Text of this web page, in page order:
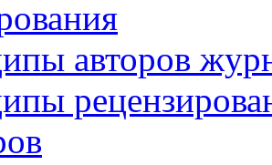
авторов